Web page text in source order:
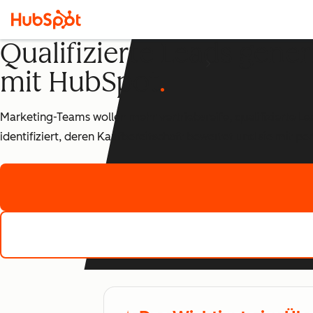
Qualifizierte Leads
mit HubSpot
Marketing-Teams wollen mehr vertriebsreife, qualifizierte
identifiziert, deren Kaufbereitschaft bewertet und sie mit